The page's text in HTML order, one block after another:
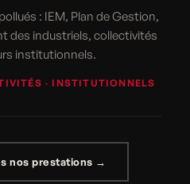
: IEM, Plan de Gestion,
des industriels, collectivités
institutionnels.
· INSTITUTIONNELS
nos prestations →